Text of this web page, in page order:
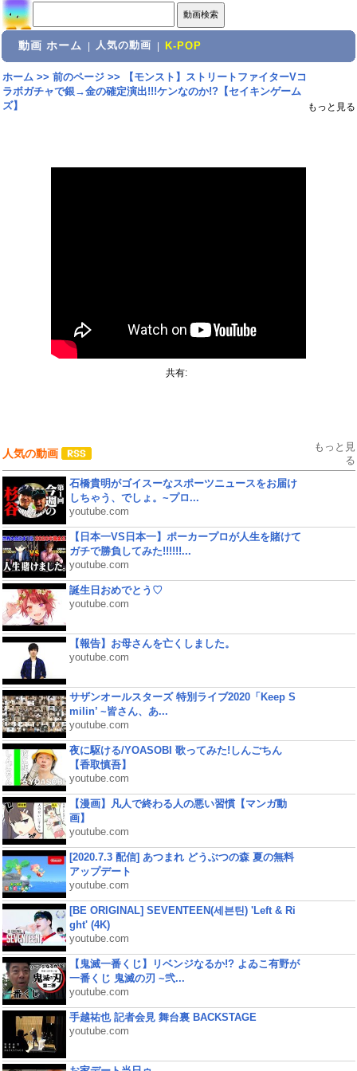
動画 ホーム 人気の動画 K-POP
ホーム>> 前のページ>>
【モンスト】ストリートファイターVコ
ラボガチャで銀→金の確定演出!!!ケンなのか!?【セイキンゲーム
ズ】
もっと見る
共有:
人気の動画
もっと見
る
石橋貴明がゴイスーなスポーツニュースをお届け
しちゃう、でしょ。~プロ...
youtube.com
【日本一VS日本一】ポーカープロが人生を賭けて
ガチで勝負してみた!!!!!!...
youtube.com
誕生日おめでとう♡
youtube.com
【報告】お母さんを亡くしました。
youtube.com
サザンオールスターズ 特別ライブ2020「Keep S
milin’ ~皆さん、あ...
youtube.com
夜に駆ける/YOASOBI 歌ってみた!しんごちん
【香取慎吾】
youtube.com
【漫画】凡人で終わる人の悪い習慣【マンガ動
画】
youtube.com
[2020.7.3 配信] あつまれ どうぶつの森 夏の無料
アップデート
youtube.com
[BE ORIGINAL] SEVENTEEN(세븐틴) 'Left & Ri
ght' (4K)
youtube.com
【鬼滅一番くじ】リベンジなるか!? よゐこ有野が
一番くじ 鬼滅の刃 ~弐...
youtube.com
手越祐也 記者会見 舞台裏 BACKSTAGE
youtube.com